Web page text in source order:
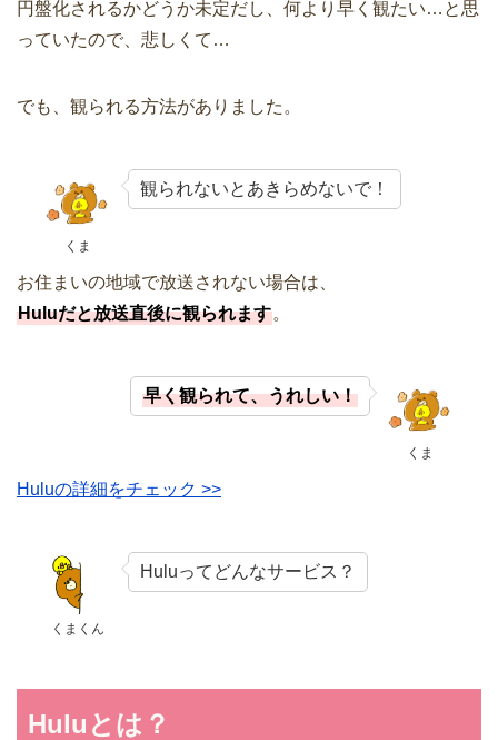
円盤化されるかどうか未定だし、何より早く観たい…と思
っていたので、悲しくて…
でも、観られる方法がありました。
くま
観られないとあきらめないで！
お住まいの地域で放送されない場合は、
Huluだと放送直後に観られます。
くま
早く観られて、うれしい！
Huluの詳細をチェック >>
くまくん
Huluってどんなサービス？
Huluとは？